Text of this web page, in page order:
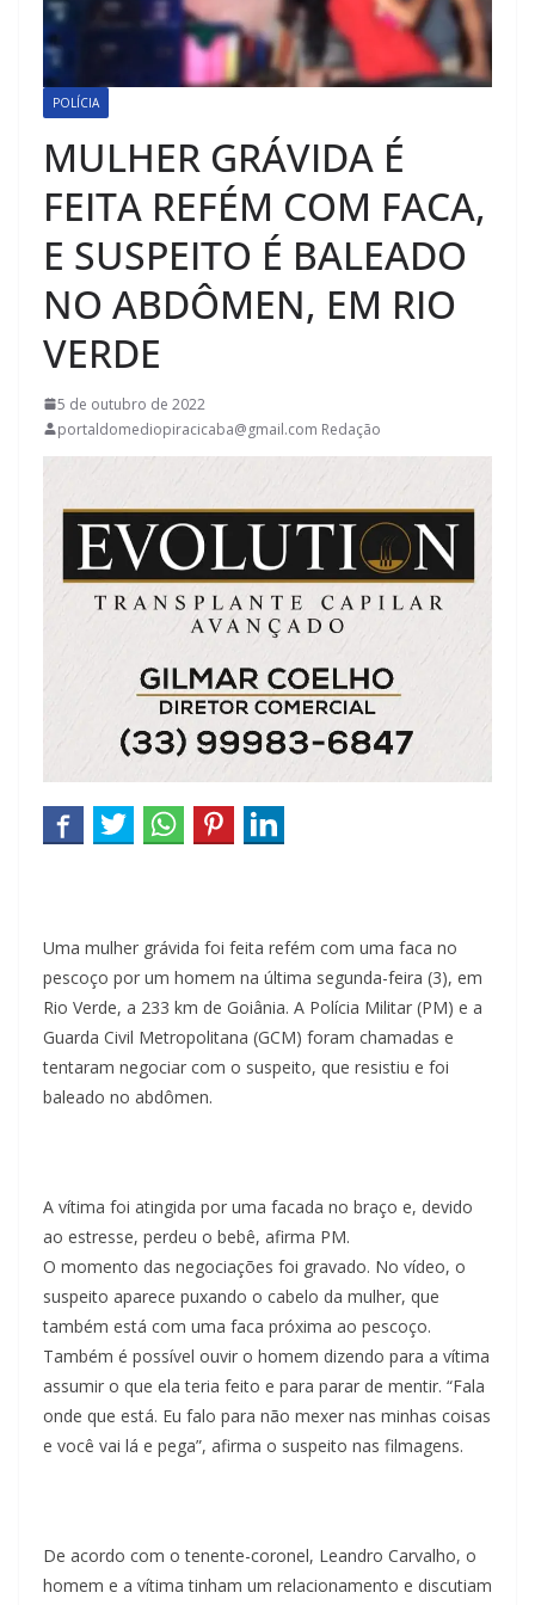
POLÍCIA
MULHER GRÁVIDA É
FEITA REFÉM COM FACA,
E SUSPEITO É BALEADO
NO ABDÔMEN, EM RIO
VERDE
5 de outubro de 2022
portaldomediopiracicaba@gmail.com Redação
Uma mulher grávida foi feita refém com uma faca no
pescoço por um homem na última segunda-feira (3), em
Rio Verde, a 233 km de Goiânia. A Polícia Militar (PM) e a
Guarda Civil Metropolitana (GCM) foram chamadas e
tentaram negociar com o suspeito, que resistiu e foi
baleado no abdômen.
A vítima foi atingida por uma facada no braço e, devido
ao estresse, perdeu o bebê, afirma PM.
O momento das negociações foi gravado. No vídeo, o
suspeito aparece puxando o cabelo da mulher, que
também está com uma faca próxima ao pescoço.
Também é possível ouvir o homem dizendo para a vítima
assumir o que ela teria feito e para parar de mentir. “Fala
onde que está. Eu falo para não mexer nas minhas coisas
e você vai lá e pega”, afirma o suspeito nas filmagens.
De acordo com o tenente-coronel, Leandro Carvalho, o
homem e a vítima tinham um relacionamento e discutiam